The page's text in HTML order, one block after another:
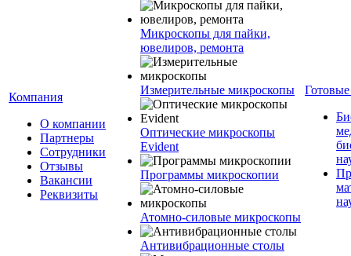
Компания
О компании
Партнеры
Сотрудники
Отзывы
Вакансии
Реквизиты
Микроскопы для пайки,
ювелиров, ремонта
Измерительные микроскопы
Оптические микроскопы
Evident
Программы микроскопии
Атомно-силовые микроскопы
Антивибрационные столы